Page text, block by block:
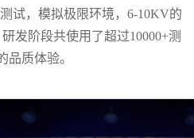
试，模拟极限环境，6-10KV的
发阶段共使用了超过10000+测
品质体验。